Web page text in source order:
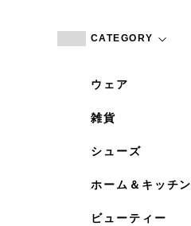
CATEGORY
ウェア
雑貨
シューズ
ホーム＆キッチン
ビューティー